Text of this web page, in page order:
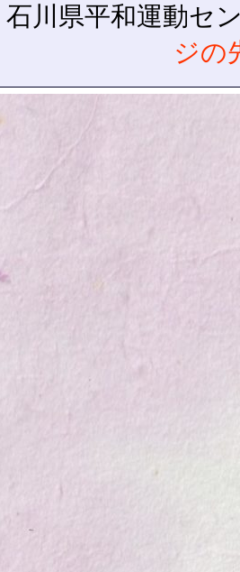
石川県平和運動セ
ジの